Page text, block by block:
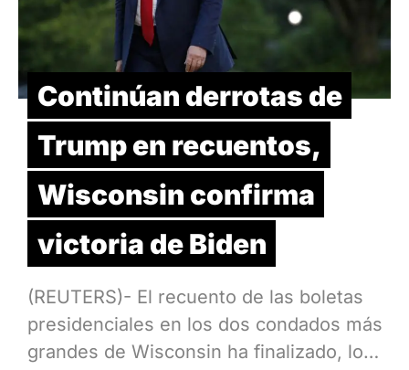
Continúan derrotas de
Trump en recuentos,
Wisconsin confirma
victoria de Biden
(REUTERS)- El recuento de las boletas
presidenciales en los dos condados más
grandes de Wisconsin ha finalizado, lo…